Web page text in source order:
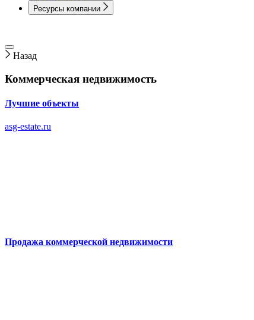
Ресурсы компании
Назад
Коммерческая недвижимость
Лучшие объекты
asg-estate.ru
Продажа коммерческой недвижимости